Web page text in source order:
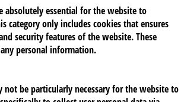
absolutely essential for the website to
category only includes cookies that ensures
security features of the website. These
personal information.
not be particularly necessary for the website to